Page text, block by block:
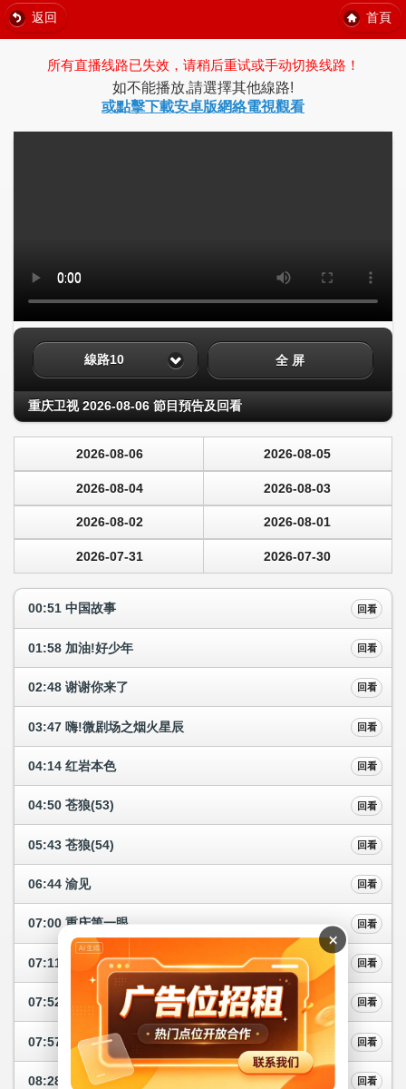
返回 首頁
所有直播线路已失效，请稍后重试或手动切换线路！
如不能播放,請選擇其他線路!
或點擊下載安卓版網絡電視觀看
線路10 全 屏
重庆卫视 2026-08-06 節目預告及回看
2026-08-06 2026-08-05
2026-08-04 2026-08-03
2026-08-02 2026-08-01
2026-07-31 2026-07-30
00:51 中国故事 回看
01:58 加油!好少年 回看
02:48 谢谢你来了 回看
03:47 嗨!微剧场之烟火星辰 回看
04:14 红岩本色 回看
04:50 苍狼(53) 回看
05:43 苍狼(54) 回看
06:44 渝见 回看
07:00 重庆第一眼 回看
07:11 中国故事 回看
07:52 早间气象服务 回看
07:57 加油!好少年 回看
08:28 苍狼(9) 回看
×